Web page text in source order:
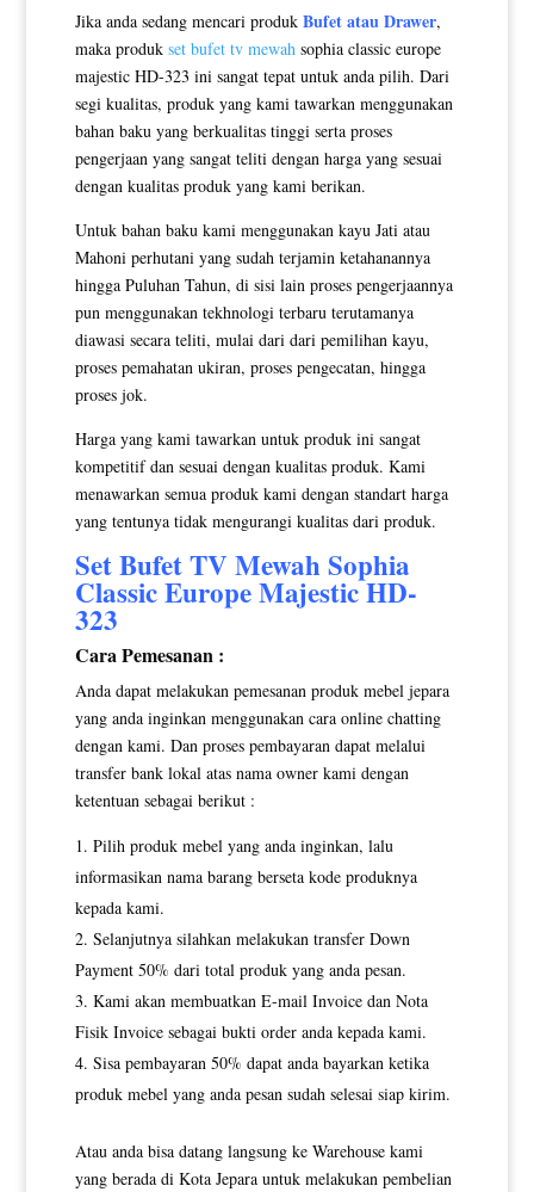
Jika anda sedang mencari produk Bufet atau Drawer,
maka produk set bufet tv mewahsophia classic europe
majestic HD-323 ini sangat tepat untuk anda pilih. Dari
segi kualitas, produk yang kami tawarkan menggunakan
bahan baku yang berkualitas tinggi serta proses
pengerjaan yang sangat teliti dengan harga yang sesuai
dengan kualitas produk yang kami berikan.
Untuk bahan baku kami menggunakan kayu Jati atau
Mahoni perhutani yang sudah terjamin ketahanannya
hingga Puluhan Tahun, di sisi lain proses pengerjaannya
pun menggunakan tekhnologi terbaru terutamanya
diawasi secara teliti, mulai dari dari pemilihan kayu,
proses pemahatan ukiran, proses pengecatan, hingga
proses jok.
Harga yang kami tawarkan untuk produk ini sangat
kompetitif dan sesuai dengan kualitas produk. Kami
menawarkan semua produk kami dengan standart harga
yang tentunya tidak mengurangi kualitas dari produk.
SetBufet TV MewahSophia
Classic Europe Majestic HD-
323
Cara Pemesanan :
Anda dapat melakukan pemesanan produk mebel jepara
yang anda inginkan menggunakan cara online chatting
dengan kami. Dan proses pembayaran dapat melalui
transfer bank lokal atas nama owner kami dengan
ketentuan sebagai berikut :
Pilih produk mebel yang anda inginkan, lalu
informasikan nama barang berseta kode produknya
kepada kami.
Selanjutnya silahkan melakukan transfer Down
Payment 50% dari total produk yang anda pesan.
Kami akan membuatkan E-mail Invoice dan Nota
Fisik Invoice sebagai bukti order anda kepada kami.
Sisa pembayaran 50% dapat anda bayarkan ketika
produk mebel yang anda pesan sudah selesai siap kirim.
Atau anda bisa datang langsung ke Warehouse kami
yang berada di Kota Jepara untuk melakukan pembelian